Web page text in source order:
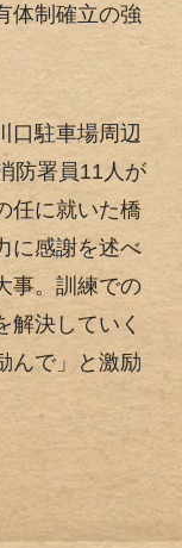
体制確立の強
口駐車場周辺
防署員11人が
任に就いた橋
に感謝を述べ
事。訓練での
解決していく
んで」と激励